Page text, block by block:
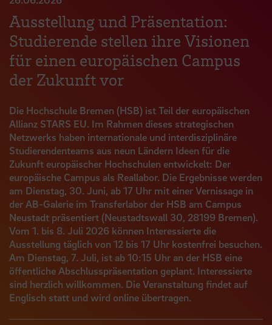
Ausstellung und Präsentation:
Studierende stellen ihre Visionen
für einen europäischen Campus
der Zukunft vor
Die Hochschule Bremen (HSB) ist Teil der europäischen
Allianz STARS EU. Im Rahmen dieses strategischen
Netzwerks haben internationale und interdisziplinäre
Studierendenteams aus neun Ländern Ideen für die
Zukunft europäischer Hochschulen entwickelt: Der
europäische Campus als Reallabor. Die Ergebnisse werden
am Dienstag, 30. Juni, ab 17 Uhr mit einer Vernissage in
der AB-Galerie im Transferlabor der HSB am Campus
Neustadt präsentiert (Neustadtswall 30, 28199 Bremen).
Vom 1. bis 8. Juli 2026 können Interessierte die
Ausstellung täglich von 12 bis 17 Uhr kostenfrei besuchen.
Am Dienstag, 7. Juli, ist ab 10:15 Uhr an der HSB eine
öffentliche Abschlusspräsentation geplant. Interessierte
sind herzlich willkommen. Die Veranstaltung findet auf
Englisch statt und wird online übertragen.